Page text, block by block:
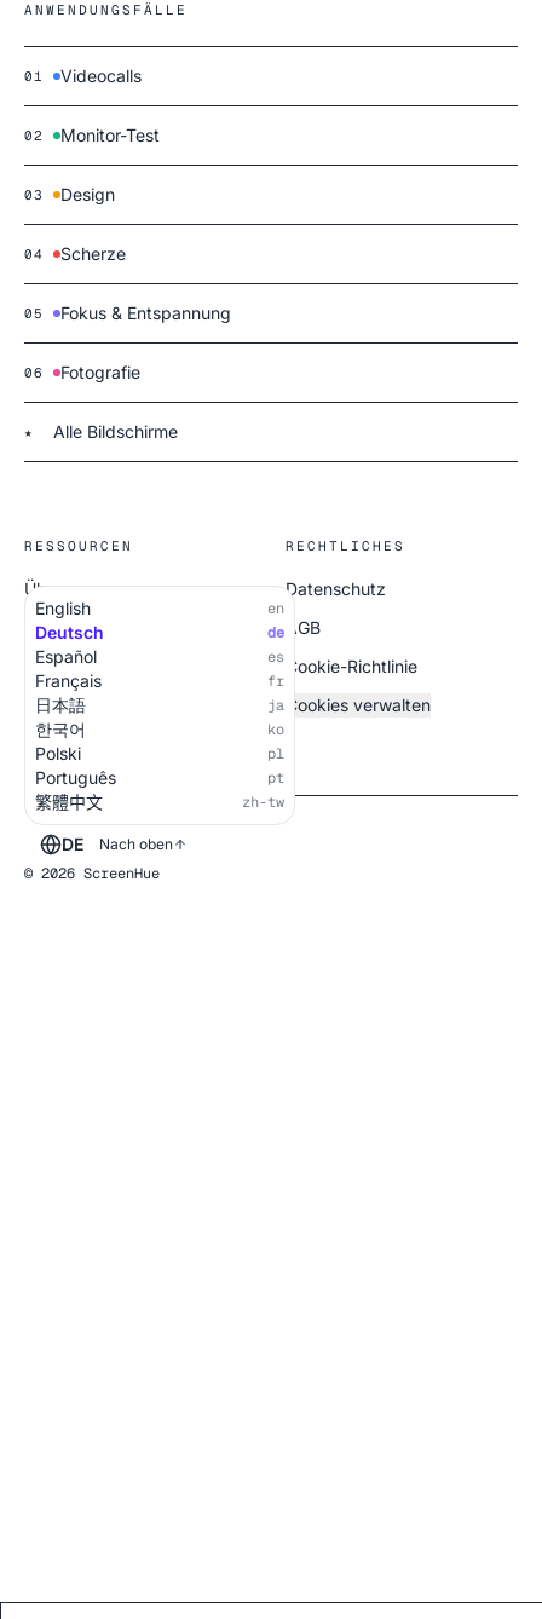
ANWENDUNGSFÄLLE
01 Videocalls
02 Monitor-Test
03 Design
04 Scherze
05 Fokus & Entspannung
06 Fotografie
★ Alle Bildschirme
RESSOURCEN
Über uns
Alle Bildschirme
RECHTLICHES
Datenschutz
AGB
Cookie-Richtlinie
Cookies verwalten
© 2026 ScreenHue
DE
English en
Deutsch de
Español es
Français fr
日本語 ja
한국어 ko
Polski pl
Português pt
繁體中文 zh-tw
Nach oben